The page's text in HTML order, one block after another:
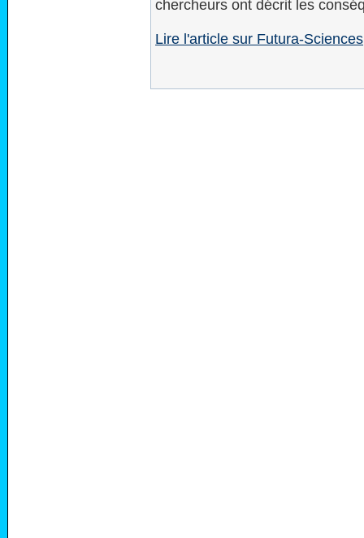
chercheurs ont décrit les
Lire l'article sur Futura-Sciences